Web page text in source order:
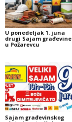
U ponedeljak 1. juna
drugi Sajam građevine
u Požarevcu
Sajam građevinskog